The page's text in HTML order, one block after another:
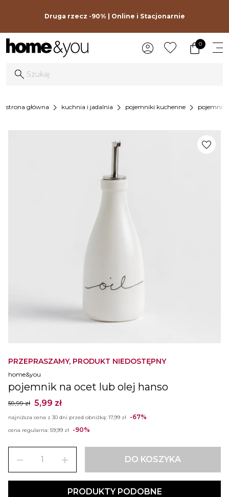
Druga rzecz -90% | Online i Stacjonarnie
0
strona główna chevron_right kuchnia i jadalnia chevron_right pojemniki kuchenne chevron_right
PRZEPRASZAMY, PRODUKT NIEDOSTĘPNY
home&you
pojemnik na ocet lub olej hanso
59,99 zł 5,99 zł
najniższa cena z 30 dni przed obniżką: 17,99 zł -67%
cena regularna: 59,99 zł -90%
remove add DO KOSZYKA
PRODUKTY PODOBNE
favorite